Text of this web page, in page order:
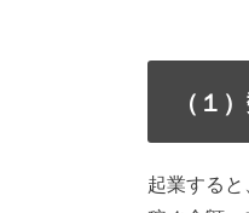
（１
起業すると